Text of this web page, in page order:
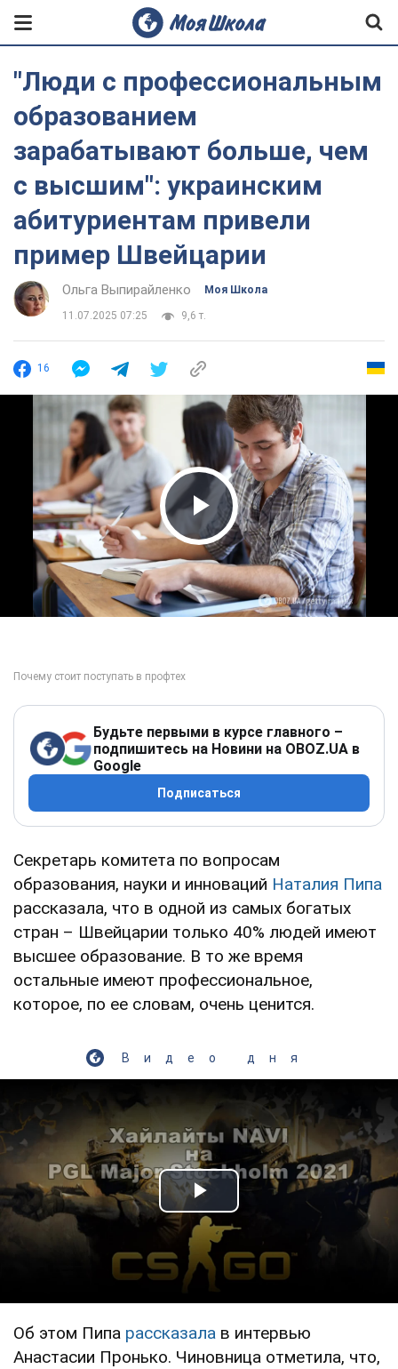
"Люди с профессиональным
образованием
зарабатывают больше, чем
с высшим": украинским
абитуриентам привели
пример Швейцарии
Ольга Выпирайленко Моя Школа
11.07.2025 07:25 9,6 т.
16
Play Video
Будьте первыми в курсе главного –
подпишитесь на Новини на OBOZ.UA в
Google
Подписаться
Секретарь комитета по вопросам
образования, науки и инноваций Наталия Пипа
рассказала, что в одной из самых богатых
стран – Швейцарии только 40% людей имеют
высшее образование. В то же время
остальные имеют профессиональное,
которое, по ее словам, очень ценится.
Видео дня
Play Video
Об этом Пипа рассказала в интервью
Анастасии Пронько. Чиновница отметила, что,